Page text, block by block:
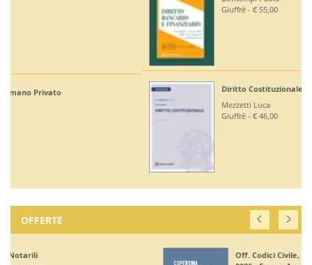
Diritto Costituzionale
Off. Codici Civile, Penale, Proc Civile, Proc Penale